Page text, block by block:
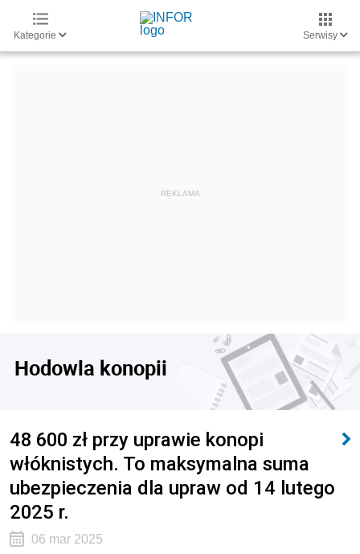
Kategorie Serwisy
Hodowla konopii
48 600 zł przy uprawie konopi
włóknistych. To maksymalna suma
ubezpieczenia dla upraw od 14 lutego
2025 r.
06 mar 2025